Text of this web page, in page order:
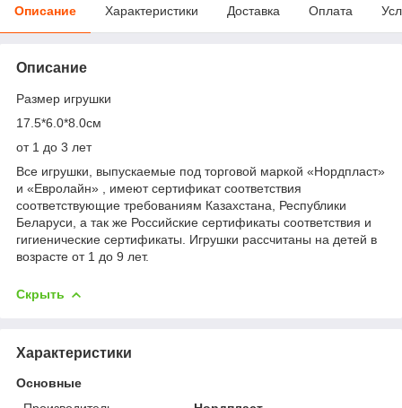
Описание Характеристики Доставка Оплата
Описание
Размер игрушки
17.5*6.0*8.0см
от 1 до 3 лет
Все игрушки, выпускаемые под торговой маркой «Нордпласт»
и «Евролайн» , имеют сертификат соответствия
соответствующие требованиям Казахстана, Республики
Беларуси, а так же Российские сертификаты соответствия и
гигиенические сертификаты. Игрушки рассчитаны на детей в
возрасте от 1 до 9 лет.
Скрыть
Характеристики
Основные